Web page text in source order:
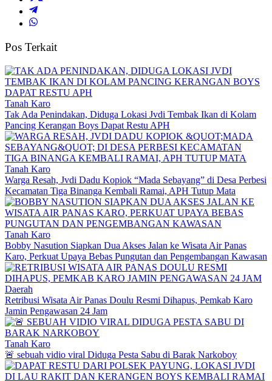
Pos Terkait
Tanah Karo
Tak Ada Penindakan, Diduga Lokasi Jvdi Tembak Ikan di Kolam
Pancing Kerangan Boys Dapat Restu APH
Tanah Karo
Warga Resah, Jvdi Dadu Kopiok “Mada Sebayang” di Desa Perbesi
Kecamatan Tiga Binanga Kembali Ramai, APH Tutup Mata
Tanah Karo
Bobby Nasution Siapkan Dua Akses Jalan ke Wisata Air Panas
Karo, Perkuat Upaya Bebas Pungutan dan Pengembangan Kawasan
Daerah
Retribusi Wisata Air Panas Doulu Resmi Dihapus, Pemkab Karo
Jamin Pengawasan 24 Jam
Tanah Karo
🚨 sebuah vidio viral Diduga Pesta Sabu di Barak Narkoboy